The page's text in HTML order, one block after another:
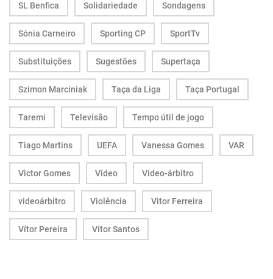
SL Benfica Solidariedade Sondagens
Sónia Carneiro Sporting CP SportTv
Substituições Sugestões Supertaça
Szimon Marciniak Taça da Liga Taça Portugal
Taremi Televisão Tempo útil de jogo
Tiago Martins UEFA Vanessa Gomes VAR
Victor Gomes Vídeo Vídeo-árbitro
videoárbitro Violência Vitor Ferreira
Vítor Pereira Vítor Santos